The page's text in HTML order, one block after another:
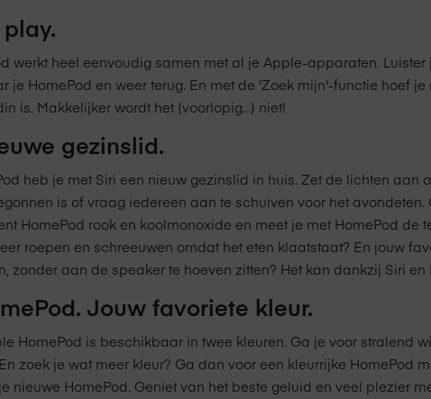
werkt heel eenvoudig samen met al je Apple-apparaten.
je HomePod en weer terug. En met de 'Zoek mijn'-functie hoef
is. Makkelijker wordt het (voorlopig...) niet!
gezinslid.
heb je met Siri een nieuw gezinslid in huis. Zet de lichten aan
is of vraag iedereen aan te schuiven voor het
HomePod rook en koolmonoxide en meet je met HomePod
roepen en schreeuwen omdat het eten klaatstaat? En jouw
zonder aan de speaker te hoeven zitten? Het kan dankzij Siri en
Jouw favoriete kleur.
HomePod is beschikbaar in twee kleuren. Ga je voor stralend
zoek je wat meer kleur? Ga dan voor een kleurrijke HomePod
nieuwe HomePod. Geniet van het beste geluid en veel plezier